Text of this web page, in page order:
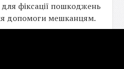
фіксації пошкоджень
допомоги мешканцям.